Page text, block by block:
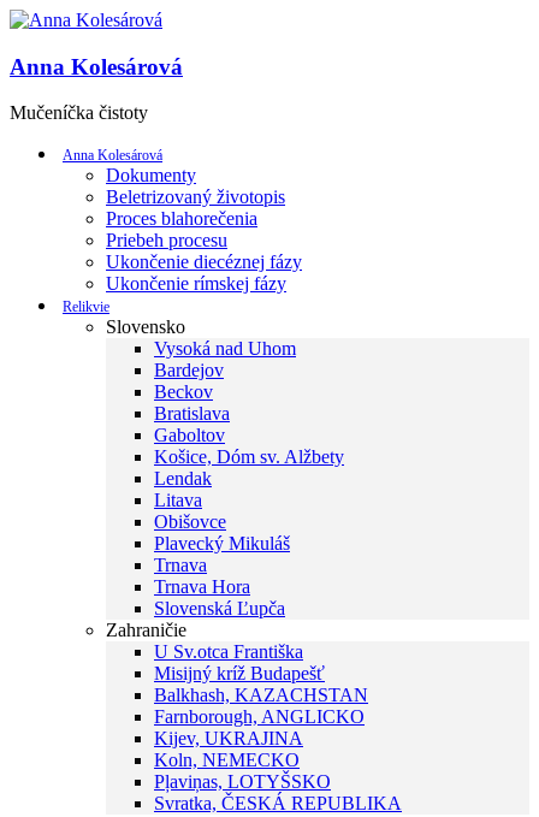
Anna Kolesárová
Mučeníčka čistoty
Anna Kolesárová
Dokumenty
Beletrizovaný životopis
Proces blahorečenia
Priebeh procesu
Ukončenie diecéznej fázy
Ukončenie rímskej fázy
Relikvie
Slovensko
Vysoká nad Uhom
Bardejov
Beckov
Bratislava
Gaboltov
Košice, Dóm sv. Alžbety
Lendak
Litava
Obišovce
Plavecký Mikuláš
Trnava
Trnava Hora
Slovenská Ľupča
Zahraničie
U Sv.otca Františka
Misijný kríž Budapešť
Balkhash, KAZACHSTAN
Farnborough, ANGLICKO
Kijev, UKRAJINA
Koln, NEMECKO
Pļaviņas, LOTYŠSKO
Svratka, ČESKÁ REPUBLIKA